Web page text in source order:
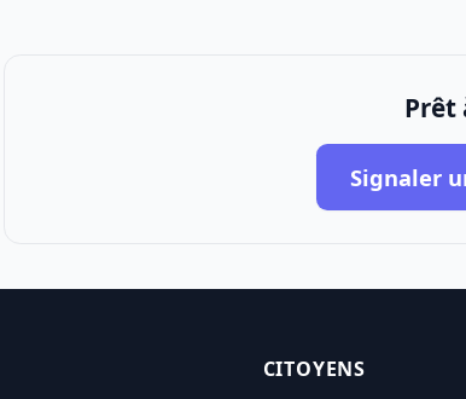
Prêt
Signaler
CITOYENS